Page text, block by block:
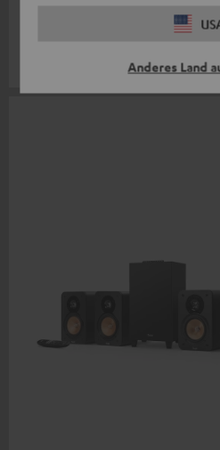
Anderes Land
"Wieder mal sehr zufrieden. Klang,
Service. Einfach nur teuflisch gut."
ULTIMA 40 KOMBO / Gerhard K. /